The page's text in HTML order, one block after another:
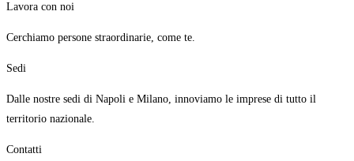
Lavora con noi
Cerchiamo persone straordinarie, come te.
Sedi
Dalle nostre sedi di Napoli e Milano, innoviamo le imprese di tutto il
territorio nazionale.
Contatti